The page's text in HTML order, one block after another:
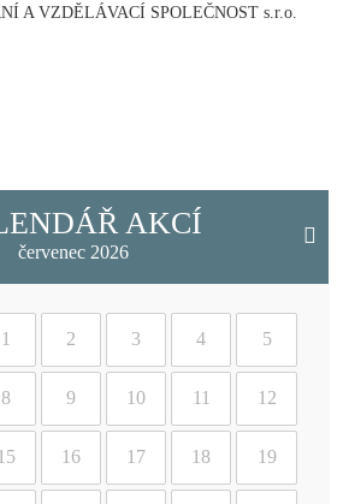
AKCÍ
červenec 2026
1 2 3 4 5
8 9 10 11 12
15 16 17 18 19